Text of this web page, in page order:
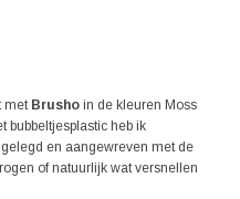
met Brusho in de kleuren Moss
bubbeltjesplastic heb ik
en aangewreven met de
of natuurlijk wat versnellen